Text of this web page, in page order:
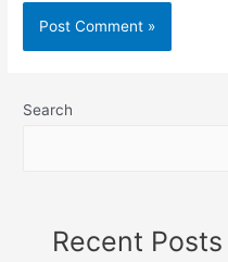
Search
Recent Posts